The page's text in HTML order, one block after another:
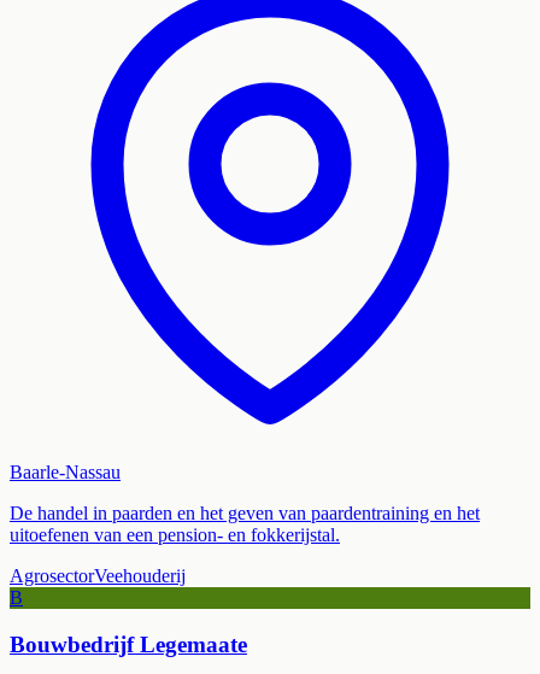
Baarle-Nassau
De handel in paarden en het geven van paardentraining en het
uitoefenen van een pension- en fokkerijstal.
AgrosectorVeehouderij
B
Bouwbedrijf Legemaate